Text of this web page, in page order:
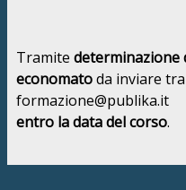
Tramite determinazione
economatoda inviare
formazione@publika.it
entro la data del corso.